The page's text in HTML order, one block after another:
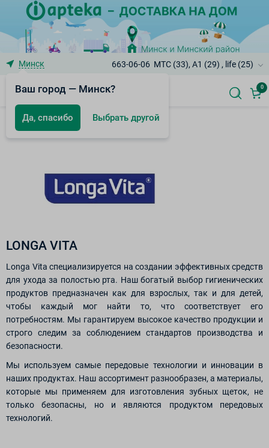
Минск
Ваш город — Минск?
Да, спасибо Выбрать другой
663-06-06 МТС (33), A1 (29) , life (25)
0
Бренды
LONGA VITA
Longa Vita специализируется на создании эффективных средств
для ухода за полостью рта. Наш богатый выбор гигиенических
продуктов предназначен как для взрослых, так и для детей,
чтобы каждый мог найти то, что соответствует его
потребностям. Мы гарантируем высокое качество продукции и
строго следим за соблюдением стандартов производства и
безопасности.
Мы используем самые передовые технологии и инновации в
наших продуктах. Наш ассортимент разнообразен, а материалы,
которые мы применяем для изготовления зубных щеток, не
только безопасны, но и являются продуктом передовых
технологий.